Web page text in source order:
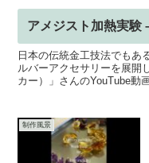
アメジスト加熱実
日本の伝統金工技法でもあ
ルバーアクセサリーを展開
カー）」さんのYouTube動
制作風景